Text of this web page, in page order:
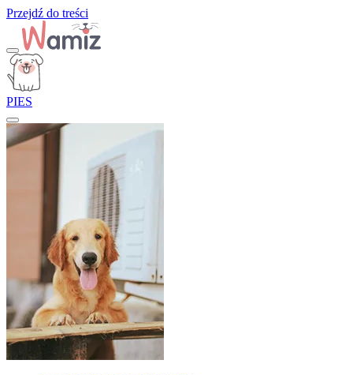
Przejdź do treści
PIES